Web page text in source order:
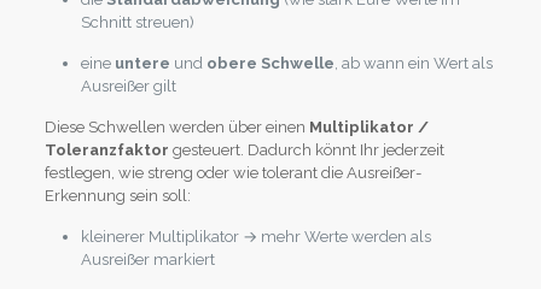
Schnitt streuen)
eine untere und obere Schwelle , ab wann ein Wert als
Ausreißer gilt
Diese Schwellen werden über einen Multiplikator /
Toleranzfaktor gesteuert. Dadurch könnt Ihr jederzeit
festlegen, wie streng oder wie tolerant die Ausreißer-
Erkennung sein soll:
kleinerer Multiplikator → mehr Werte werden als
Ausreißer markiert